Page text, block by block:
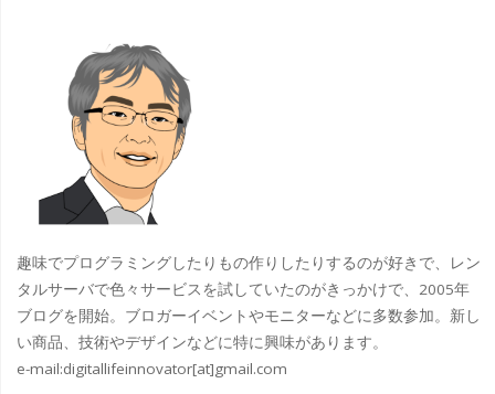
意
点
な
ど"
趣味でプログラミングしたりもの作りしたりするのが好きで、レン
タルサーバで色々サービスを試していたのがきっかけで、2005年
ブログを開始。ブロガーイベントやモニターなどに多数参加。新し
い商品、技術やデザインなどに特に興味があります。
e-mail:digitallifeinnovator[at]gmail.com